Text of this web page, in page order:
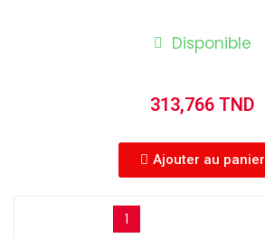
Disponible
313,766 TND
Ajouter au panier
1